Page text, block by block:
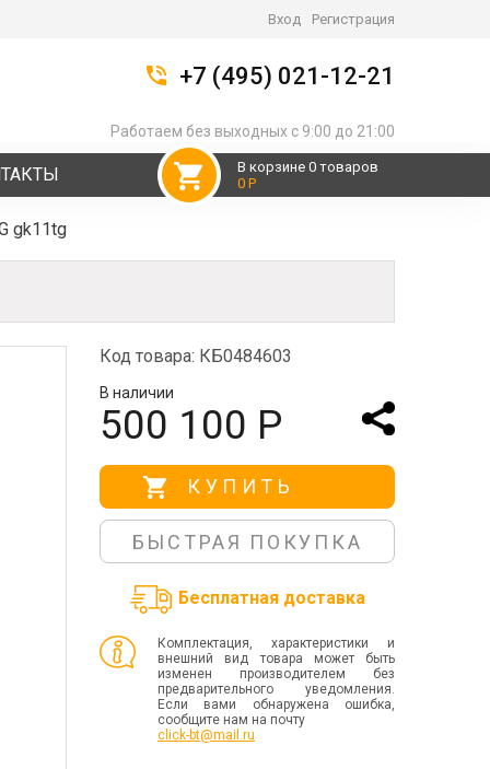
Вход Регистрация
+7 (495) 021-12-21
Работаем без выходных с 9:00 до 21:00
В корзине 0 товаров
0 Р
gk11tg
Код товара: КБ0484603
В наличии
500 100 Р
КУПИТЬ
БЫСТРАЯ ПОКУПКА
Бесплатная доставка
Комплектация, характеристики и
внешний вид товара может быть
изменен производителем без
предварительного уведомления.
Если вами обнаружена ошибка,
сообщите нам на почту
click-bt@mail.ru